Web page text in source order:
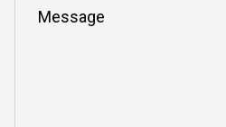
Message